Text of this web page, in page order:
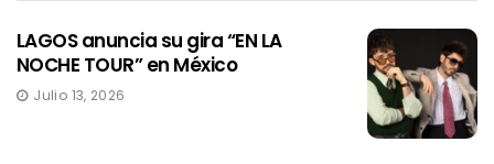
LAGOS anuncia su gira “EN LA
NOCHE TOUR” en México
Julio 13, 2026